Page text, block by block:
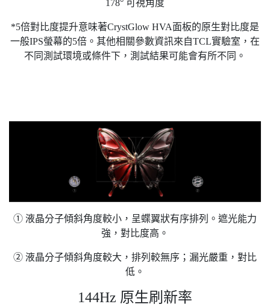
178° 可視角度
*5倍對比度提升意味著CrystGlow HVA面板的原生對比度是
一般IPS螢幕的5倍。其他相關參數資訊來自TCL實驗室，在
不同測試環境或條件下，測試結果可能會有所不同。
① 液晶分子傾斜角度較小，呈蝶翼狀有序排列。遮光能力
強，對比度高。
② 液晶分子傾斜角度較大，排列較無序；漏光嚴重，對比
低。
144Hz 原生刷新率